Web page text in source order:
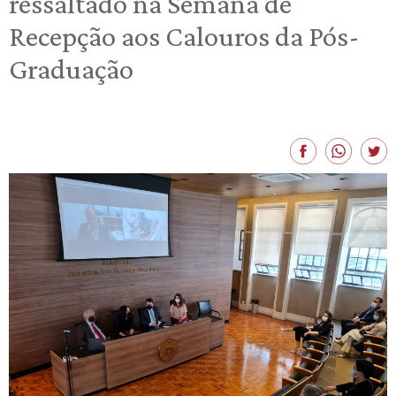
Recepção aos Calouros da Pós-
Graduação